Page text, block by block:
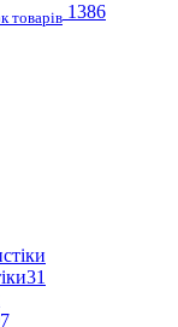
товарів 1386
31